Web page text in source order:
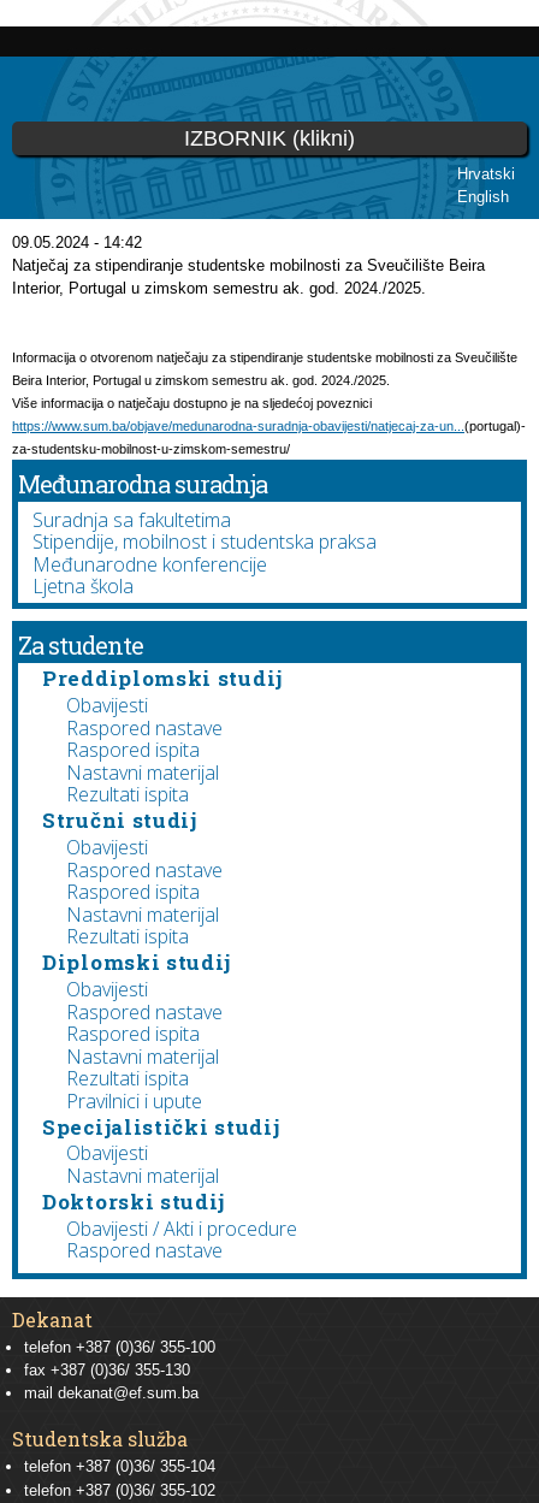
Skoči
glavni
sadržaj
Hrvatski
English
IZBORNIK (klikni)
Vi ste ovdje
09.05.2024 - 14:42
Natječaj za stipendiranje studentske mobilnosti za Sveučilište Beira
Interior, Portugal u zimskom semestru ak. god. 2024./2025.
Informacija o otvorenom natječaju za stipendiranje studentske mobilnosti za Sveučilište
Beira Interior, Portugal u zimskom semestru ak. god. 2024./2025.
Više informacija o natječaju dostupno je na sljedećoj poveznici
https://www.sum.ba/objave/medunarodna-suradnja-obavijesti/natjecaj-za-un... (portugal)-
za-studentsku-mobilnost-u-zimskom-semestru/
Međunarodna suradnja
Suradnja sa fakultetima
Stipendije, mobilnost i studentska praksa
Međunarodne konferencije
Ljetna škola
Za studente
Preddiplomski studij
Obavijesti
Raspored nastave
Raspored ispita
Nastavni materijal
Rezultati ispita
Stručni studij
Obavijesti
Raspored nastave
Raspored ispita
Nastavni materijal
Rezultati ispita
Diplomski studij
Obavijesti
Raspored nastave
Raspored ispita
Nastavni materijal
Rezultati ispita
Pravilnici i upute
Specijalistički studij
Obavijesti
Nastavni materijal
Doktorski studij
Obavijesti / Akti i procedure
Raspored nastave
Dekanat
telefon +387 (0)36/ 355-100
fax +387 (0)36/ 355-130
mail dekanat@ef.sum.ba
Studentska služba
telefon +387 (0)36/ 355-104
telefon +387 (0)36/ 355-102